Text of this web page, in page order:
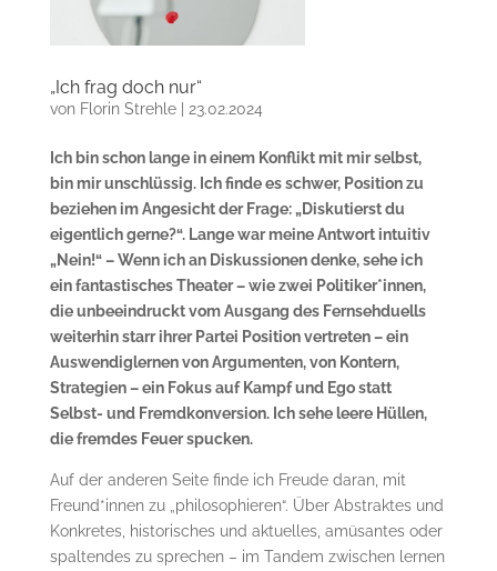
„Ich frag doch nur“
von Florin Strehle| 23.02.2024
Ich bin schon lange in einem Konflikt mit mir selbst,
bin mir unschlüssig. Ich finde es schwer, Position zu
beziehen im Angesicht der Frage: „Diskutierst du
eigentlich gerne?“. Lange war meine Antwort intuitiv
„Nein!“ – Wenn ich an Diskussionen denke, sehe ich
ein fantastisches Theater – wie zwei Politiker*innen,
die unbeeindruckt vom Ausgang des Fernsehduells
weiterhin starr ihrer Partei Position vertreten – ein
Auswendiglernen von Argumenten, von Kontern,
Strategien – ein Fokus auf Kampf und Ego statt
Selbst- und Fremdkonversion. Ich sehe leere Hüllen,
die fremdes Feuer spucken.
Auf der anderen Seite finde ich Freude daran, mit
Freund*innen zu „philosophieren“. Über Abstraktes und
Konkretes, historisches und aktuelles, amüsantes oder
spaltendes zu sprechen – im Tandem zwischen lernen